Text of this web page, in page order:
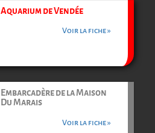
Aquarium de Vendée
Voir la fiche »
Embarcadère de la Maison
Du Marais
Voir la fiche »